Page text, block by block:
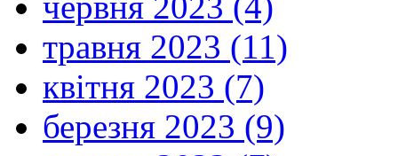
травня 2023 (11)
квітня 2023 (7)
березня 2023 (9)